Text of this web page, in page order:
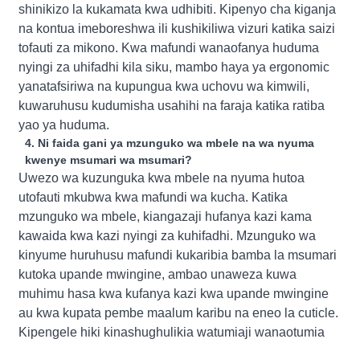
shinikizo la kukamata kwa udhibiti. Kipenyo cha kiganja
na kontua imeboreshwa ili kushikiliwa vizuri katika saizi
tofauti za mikono. Kwa mafundi wanaofanya huduma
nyingi za uhifadhi kila siku, mambo haya ya ergonomic
yanatafsiriwa na kupungua kwa uchovu wa kimwili,
kuwaruhusu kudumisha usahihi na faraja katika ratiba
yao ya huduma.
4. Ni faida gani ya mzunguko wa mbele na wa nyuma
kwenye msumari wa msumari?
Uwezo wa kuzunguka kwa mbele na nyuma hutoa
utofauti mkubwa kwa mafundi wa kucha. Katika
mzunguko wa mbele, kiangazaji hufanya kazi kama
kawaida kwa kazi nyingi za kuhifadhi. Mzunguko wa
kinyume huruhusu mafundi kukaribia bamba la msumari
kutoka upande mwingine, ambao unaweza kuwa
muhimu hasa kwa kufanya kazi kwa upande mwingine
au kwa kupata pembe maalum karibu na eneo la cuticle.
Kipengele hiki kinashughulikia watumiaji wanaotumia